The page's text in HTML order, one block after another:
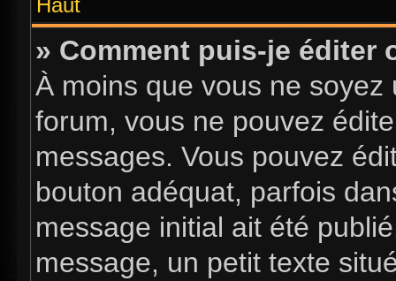
Haut
» Comment puis-je éditer
À moins que vous ne
forum, vous ne pouvez
messages. Vous pouvez
bouton adéquat, parfois
message initial ait été
message, un petit texte